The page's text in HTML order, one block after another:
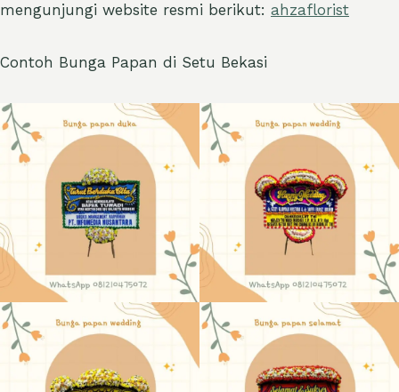
mengunjungi website resmi berikut: ahzaflorist
Contoh Bunga Papan di Setu Bekasi